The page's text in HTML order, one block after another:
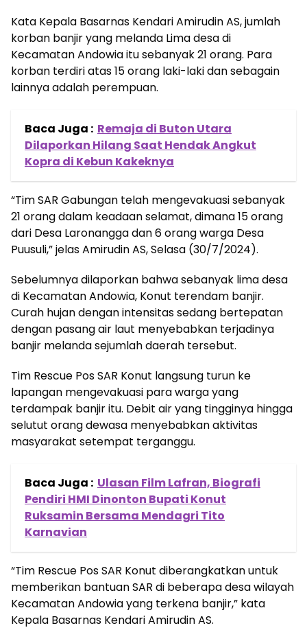
Kata Kepala Basarnas Kendari Amirudin AS, jumlah
korban banjir yang melanda Lima desa di
Kecamatan Andowia itu sebanyak 21 orang. Para
korban terdiri atas 15 orang laki-laki dan sebagain
lainnya adalah perempuan.
Baca Juga : Remaja di Buton Utara
Dilaporkan Hilang Saat Hendak Angkut
Kopra di Kebun Kakeknya
“Tim SAR Gabungan telah mengevakuasi sebanyak
21 orang dalam keadaan selamat, dimana 15 orang
dari Desa Laronangga dan 6 orang warga Desa
Puusuli,” jelas Amirudin AS, Selasa (30/7/2024).
Sebelumnya dilaporkan bahwa sebanyak lima desa
di Kecamatan Andowia, Konut terendam banjir.
Curah hujan dengan intensitas sedang bertepatan
dengan pasang air laut menyebabkan terjadinya
banjir melanda sejumlah daerah tersebut.
Tim Rescue Pos SAR Konut langsung turun ke
lapangan mengevakuasi para warga yang
terdampak banjir itu. Debit air yang tingginya hingga
selutut orang dewasa menyebabkan aktivitas
masyarakat setempat terganggu.
Baca Juga : Ulasan Film Lafran, Biografi
Pendiri HMI Dinonton Bupati Konut
Ruksamin Bersama Mendagri Tito
Karnavian
“Tim Rescue Pos SAR Konut diberangkatkan untuk
memberikan bantuan SAR di beberapa desa wilayah
Kecamatan Andowia yang terkena banjir,” kata
Kepala Basarnas Kendari Amirudin AS.